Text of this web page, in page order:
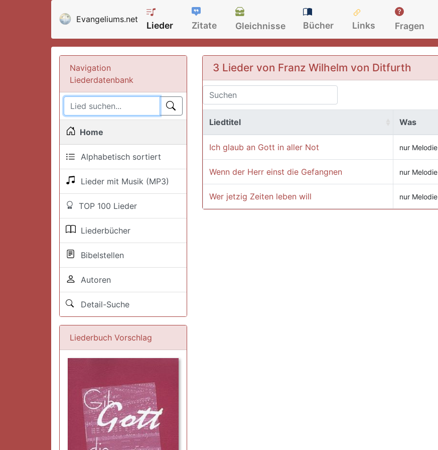
Evangeliums.net
Lieder Zitate Gleichnisse Bücher Links Fragen
Navigation
Liederdatenbank
Home
Alphabetisch sortiert
Lieder mit Musik (MP3)
TOP 100 Lieder
Liederbücher
Bibelstellen
Autoren
Detail-Suche
Liederbuch Vorschlag
3 Lieder von Franz Wilhelm von Ditfurth
Liedtitel Was
Ich glaub an Gott in aller Not nur Melodie
Wenn der Herr einst die Gefangnen nur Melodie
Wer jetzig Zeiten leben will nur Melodie